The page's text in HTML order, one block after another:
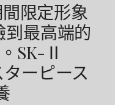
限定形象
最高端的
SK-Ⅱ
ターピース